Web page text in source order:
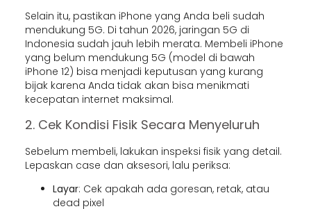
Selain itu, pastikan iPhone yang Anda beli sudah
mendukung 5G. Di tahun 2026, jaringan 5G di
Indonesia sudah jauh lebih merata. Membeli iPhone
yang belum mendukung 5G (model di bawah
iPhone 12) bisa menjadi keputusan yang kurang
bijak karena Anda tidak akan bisa menikmati
kecepatan internet maksimal.
2. Cek Kondisi Fisik Secara Menyeluruh
Sebelum membeli, lakukan inspeksi fisik yang detail.
Lepaskan case dan aksesori, lalu periksa:
Layar: Cek apakah ada goresan, retak, atau
dead pixel